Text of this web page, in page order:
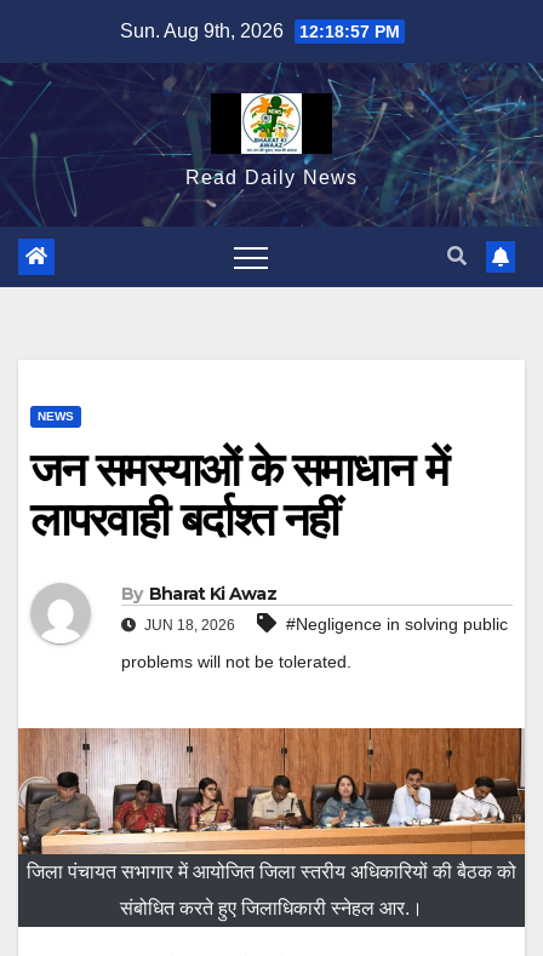
content
Sun. Aug 9th, 2026 12:18:58 PM
Read Daily News
NEWS
जन समस्याओं के समाधान में
लापरवाही बर्दाश्त नहीं
By Bharat Ki Awaz
JUN 18, 2026
#Negligence in solving public
problems will not be tolerated.
जिला पंचायत सभागार में आयोजित जिला स्तरीय अधिकारियों की बैठक को
संबोधित करते हुए जिलाधिकारी स्नेहल आर.।